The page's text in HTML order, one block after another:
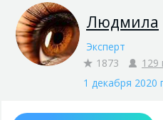
Людмила
Эксперт
1873
129
1 декабря 2020